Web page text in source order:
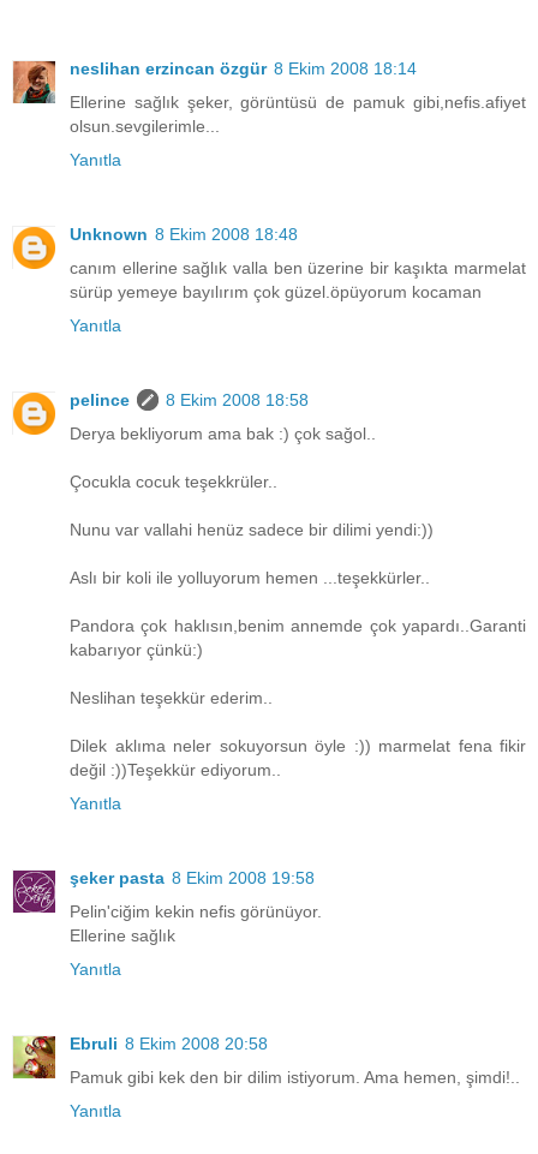
neslihan erzincan özgür 8 Ekim 2008 18:14
Ellerine sağlık şeker, görüntüsü de pamuk gibi,nefis.afiyet
olsun.sevgilerimle...
Yanıtla
Unknown 8 Ekim 2008 18:48
canım ellerine sağlık valla ben üzerine bir kaşıkta marmelat
sürüp yemeye bayılırım çok güzel.öpüyorum kocaman
Yanıtla
pelince
8 Ekim 2008 18:58
Derya bekliyorum ama bak :) çok sağol..
Çocukla cocuk teşekkrüler..
Nunu var vallahi henüz sadece bir dilimi yendi:))
Aslı bir koli ile yolluyorum hemen ...teşekkürler..
Pandora çok haklısın,benim annemde çok yapardı..Garanti
kabarıyor çünkü:)
Neslihan teşekkür ederim..
Dilek aklıma neler sokuyorsun öyle :)) marmelat fena fikir
değil :))Teşekkür ediyorum..
Yanıtla
şeker pasta 8 Ekim 2008 19:58
Pelin'ciğim kekin nefis görünüyor.
Ellerine sağlık
Yanıtla
Ebruli 8 Ekim 2008 20:58
Pamuk gibi kek den bir dilim istiyorum. Ama hemen, şimdi!..
Yanıtla